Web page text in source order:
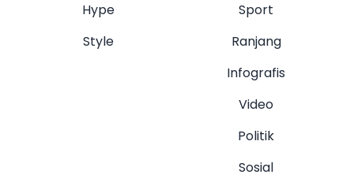
Hype
Style
Sport
Ranjang
Infografis
Video
Politik
Sosial